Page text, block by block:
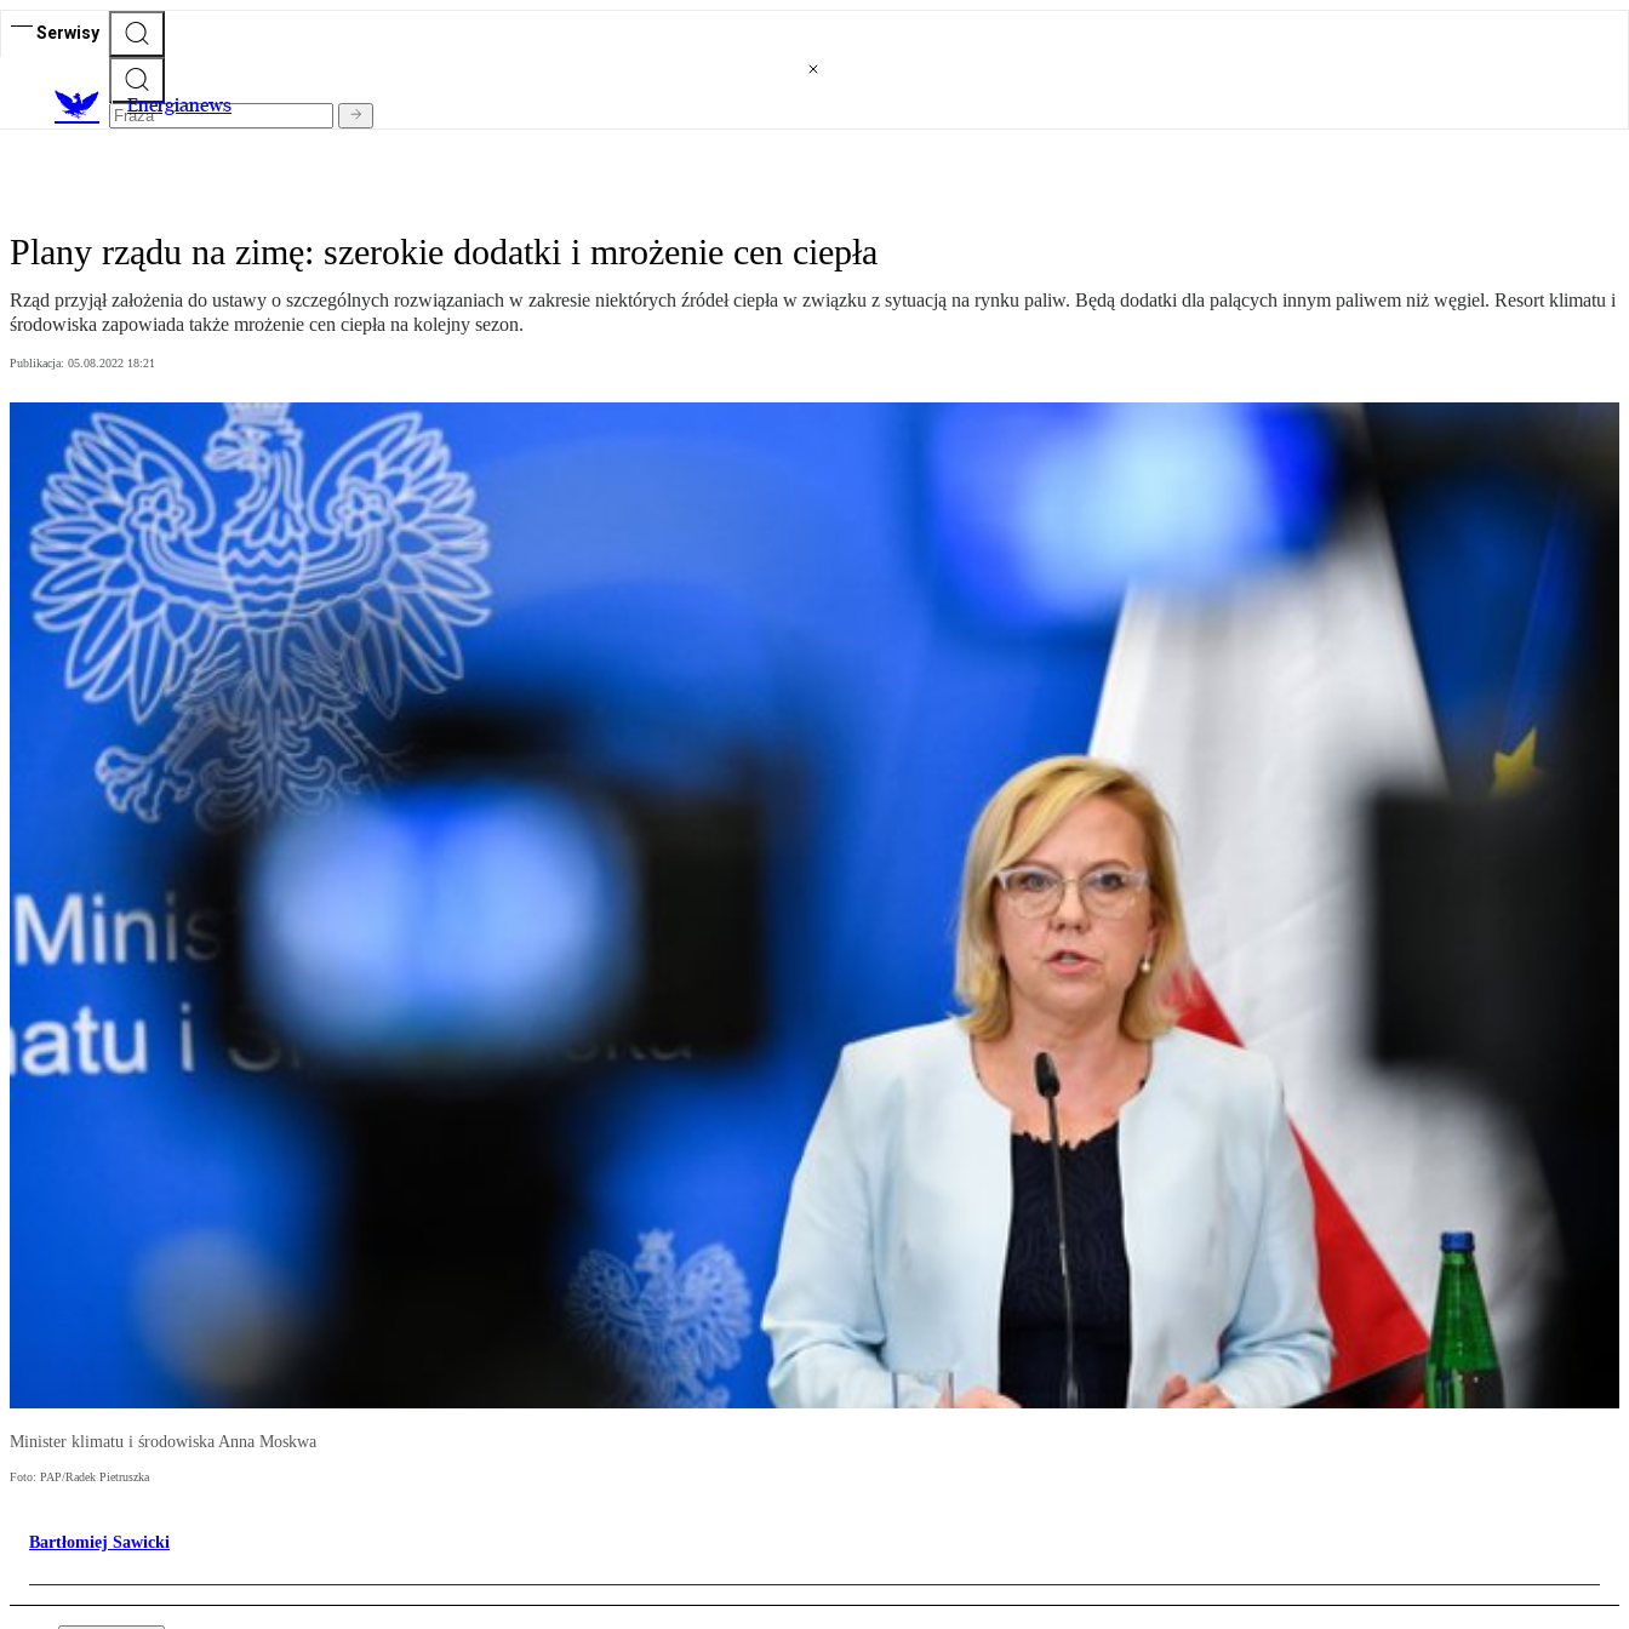
Serwisy
Energianews
Plany rządu na zimę: szerokie dodatki i mrożenie cen ciepła
Rząd przyjął założenia do ustawy o szczególnych rozwiązaniach w zakresie niektórych źródeł ciepła w związku z sytuacją na rynku paliw. Będą dodatki dla palących innym paliwem niż węgiel. Resort klimatu i
środowiska zapowiada także mrożenie cen ciepła na kolejny sezon.
Publikacja: 05.08.2022 18:21
Minister klimatu i środowiska Anna Moskwa
Foto: PAP/Radek Pietruszka
Bartłomiej Sawicki